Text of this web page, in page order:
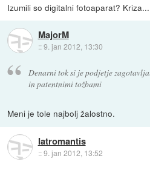
Izumili so digitalni fotoaparat? Kriza...
MajorM
::9. jan 2012, 13:30
Denarni tok si je podjetje
in patentnimi tožbami
Meni je tole najbolj žalostno.
Iatromantis
::9. jan 2012, 13:52